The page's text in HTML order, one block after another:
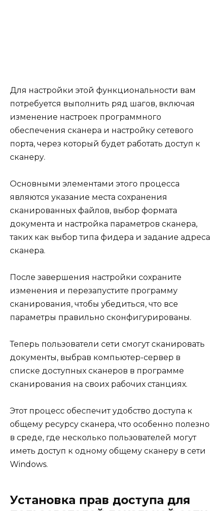
Для настройки этой функциональности вам
потребуется выполнить ряд шагов, включая
изменение настроек программного
обеспечения сканера и настройку сетевого
порта, через который будет работать доступ к
сканеру.
Основными элементами этого процесса
являются указание места сохранения
сканированных файлов, выбор формата
документа и настройка параметров сканера,
таких как выбор типа фидера и задание адреса
сканера.
После завершения настройки сохраните
изменения и перезапустите программу
сканирования, чтобы убедиться, что все
параметры правильно сконфигурированы.
Теперь пользователи сети смогут сканировать
документы, выбрав компьютер-сервер в
списке доступных сканеров в программе
сканирования на своих рабочих станциях.
Этот процесс обеспечит удобство доступа к
общему ресурсу сканера, что особенно полезно
в среде, где несколько пользователей могут
иметь доступ к одному общему сканеру в сети
Windows.
Установка прав доступа для